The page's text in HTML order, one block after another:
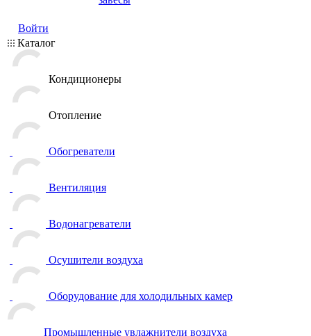
Войти
Каталог
Кондиционеры
Отопление
Обогреватели
Вентиляция
Водонагреватели
Осушители воздуха
Оборудование для холодильных камер
Промышленные увлажнители воздуха